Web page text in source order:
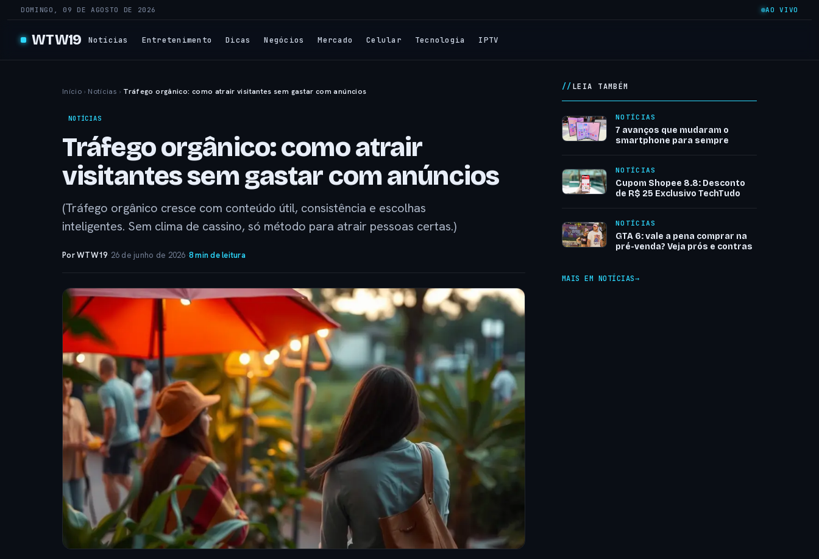
DOMINGO, 09 DE AGOSTO DE 2026 AO VIVO
WTW19 Notícias Entretenimento Dicas Negócios Mercado Celular Tecnologia IPTV
Início › Notícias › Tráfego orgânico: como atrair visitantes sem gastar com anúncios
NOTÍCIAS
Tráfego orgânico: como atrair
visitantes sem gastar com anúncios
(Tráfego orgânico cresce com conteúdo útil, consistência e escolhas
inteligentes. Sem clima de cassino, só método para atrair pessoas certas.)
Por WTW19· 26 de junho de 2026·8 min de leitura
LEIA TAMBÉM
NOTÍCIAS
7 avanços que mudaram o
smartphone para sempre
NOTÍCIAS
Cupom Shopee 8.8: Desconto
de R$ 25 Exclusivo TechTudo
NOTÍCIAS
GTA 6: vale a pena comprar na
pré-venda? Veja prós e contras
MAIS EM NOTÍCIAS